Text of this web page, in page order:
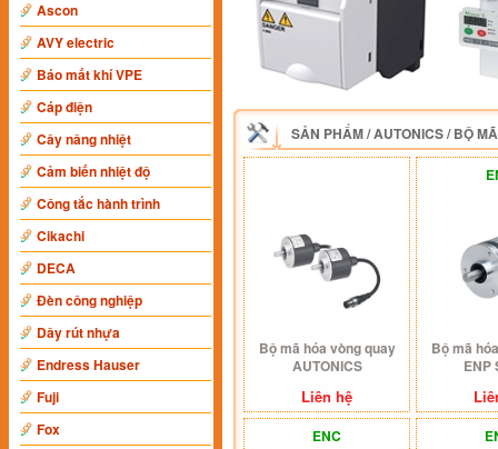
Ascon
AVY electric
Báo mất khí VPE
Cáp điện
Cây nâng nhiệt
Cảm biến nhiệt độ
Công tắc hành trình
Cikachi
DECA
Đèn công nghiệp
Dây rút nhựa
Endress Hauser
Fuji
Fox
SẢN PHẨM/AUTONICS/BỘ
Bộ mã hóa vòng quay
AUTONICS
Liên hệ
Bộ mã
ENP
ENC